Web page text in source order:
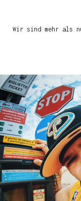
Wir sind mehr als